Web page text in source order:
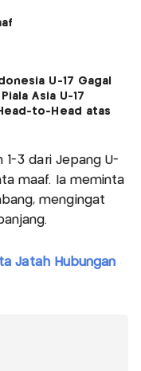
U-17 Gagal
Asia U-17
to-Head atas
1-3 dari Jepang U-
maaf. Ia meminta
mengingat
Jatah Hubungan